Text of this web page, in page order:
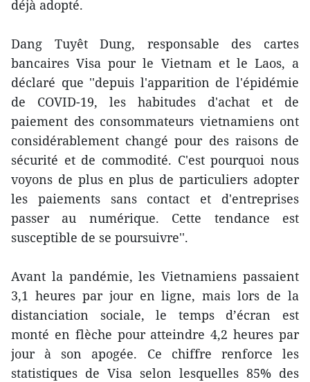
déjà adopté.
Dang Tuyêt Dung, responsable des cartes
bancaires Visa pour le Vietnam et le Laos, a
déclaré que ''depuis l'apparition de l'épidémie
de COVID-19, les habitudes d'achat et de
paiement des consommateurs vietnamiens ont
considérablement changé pour des raisons de
sécurité et de commodité. C'est pourquoi nous
voyons de plus en plus de particuliers adopter
les paiements sans contact et d'entreprises
passer au numérique. Cette tendance est
susceptible de se poursuivre''.
Avant la pandémie, les Vietnamiens passaient
3,1 heures par jour en ligne, mais lors de la
distanciation sociale, le temps d’écran est
monté en flèche pour atteindre 4,2 heures par
jour à son apogée. Ce chiffre renforce les
statistiques de Visa selon lesquelles 85% des